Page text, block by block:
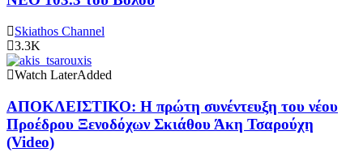
Skiathos Channel
3.3K
Watch LaterAdded
ΑΠΟΚΛΕΙΣΤΙΚΟ: Η πρώτη συνέντευξη του νέου
Προέδρου Ξενοδόχων Σκιάθου Άκη Τσαρούχη
(Video)